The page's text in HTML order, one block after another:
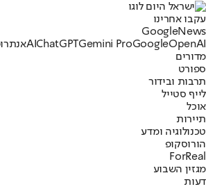
עקבו אחרינו
Googl eNews
AI ChatGPTGemini ProGoogleOpenAI
מדורים
ספורט
תרבות ובידור
לייף סטייל
אוכל
תיירות
טכנולוגיה ומדע
הורוסקופ
ForReal
מגזין השבוע
דעות